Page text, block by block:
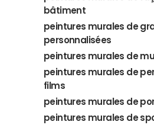
bâtiment
peintures murales de
personnalisées
peintures murales de
peintures murales de
films
peintures murales de
peintures murales de